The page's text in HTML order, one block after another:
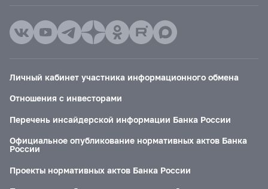
Личный кабинет участника информационного обмена
Отношения с инвесторами
Перечень инсайдерской информации Банка России
Официальное опубликование нормативных актов Банка
России
Проекты нормативных актов Банка России